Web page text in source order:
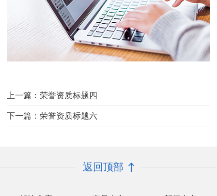
上一篇：荣誉资质标题四
下一篇：荣誉资质标题六
返回顶部